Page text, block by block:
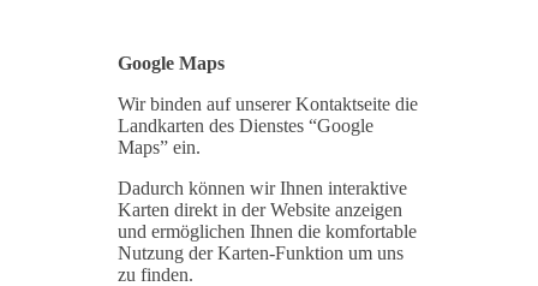
Google Maps
Wir binden auf unserer Kontaktseite die
Landkarten des Dienstes “Google
Maps” ein.
Dadurch können wir Ihnen interaktive
Karten direkt in der Website anzeigen
und ermöglichen Ihnen die komfortable
Nutzung der Karten-Funktion um uns
zu finden.